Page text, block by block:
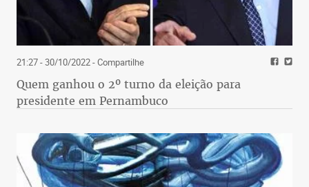
21:27 - 30/10/2022- Compartilhe
Quem ganhou o 2º turno da eleição para
presidente em Pernambuco